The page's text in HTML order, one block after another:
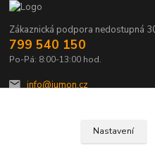
Zákaznická podpora nedostupná
799 540 150
Po-Pá: 8:00-13:00 hod.
info@jumon.cz
Nastavení